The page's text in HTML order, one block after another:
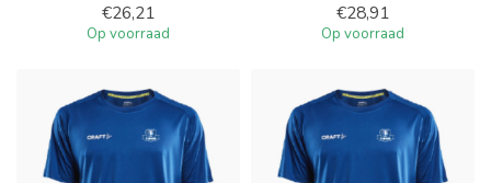
€26,21
Op voorraad
€28,91
Op voorraad